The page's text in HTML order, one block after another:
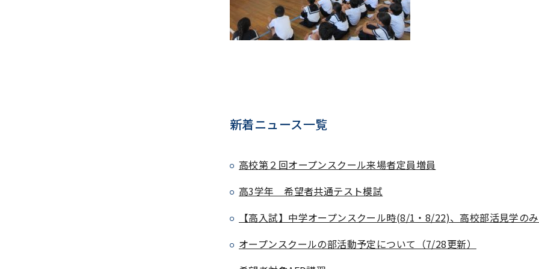
新着ニュース一覧
高校第２回オープンスクール来場者定員増員
高3学年 希望者共通テスト模試
【高入試】中学オープンスクール時(8/1・8/22)、高校部活見学の
オープンスクールの部活動予定について（7/28更新）